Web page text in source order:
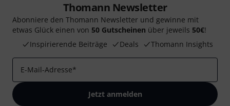
Thomann Newsletter
Abonniere den Thomann Newsletter und gewinne mit
etwas Glück einen von 50 Gutscheinen über jeweils 50€!
Inspirierende Beiträge
Deals Thomann Insights
E-Mail-Adresse*
Jetzt anmelden